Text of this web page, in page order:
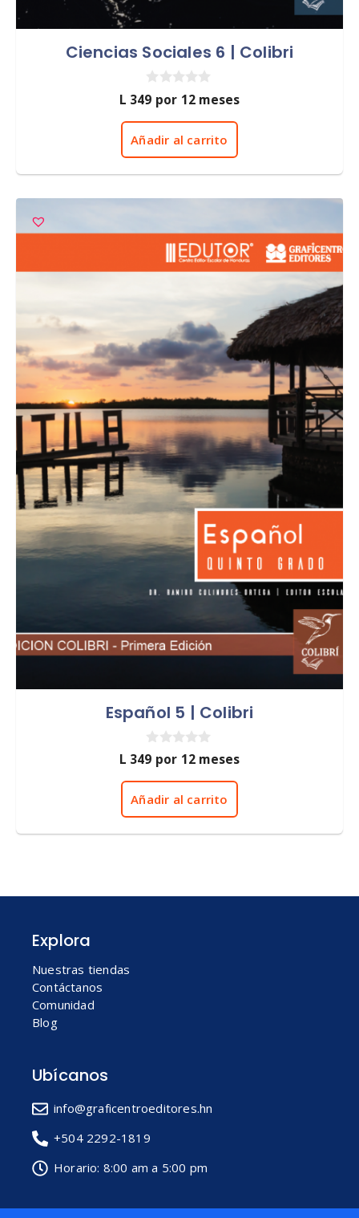
Ciencias Sociales 6 | Colibri
0
d
e
L 349 por 12 meses
Añadir al carrito
Español 5 | Colibri
0
d
e
L 349 por 12 meses
Añadir al carrito
Explora
Nuestras tiendas
Contáctanos
Comunidad
Blog
Ubícanos
info@graficentroeditores.hn
+504 2292-1819
Horario: 8:00 am a 5:00 pm